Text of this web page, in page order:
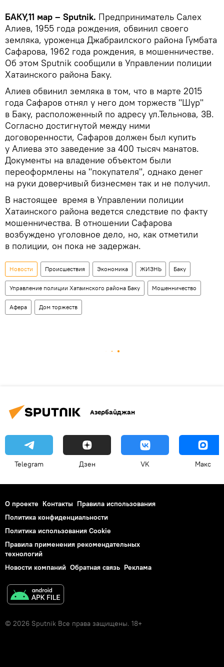
БАКУ,11 мар – Sputnik. Предприниматель Салех
Алиев, 1955 года рождения, обвинил своего
земляка, уроженца Джабраилского района Гумбата
Сафарова, 1962 года рождения, в мошенничестве.
Об этом Sputnik сообщили в Управлении полиции
Хатаинского района Баку.
Алиев обвинил земляка в том, что в марте 2015
года Сафаров отнял у него дом торжеств "Шур"
в Баку, расположенный по адресу ул.Тельнова, 3В.
Согласно достигнутой между ними
договоренности, Сафаров должен был купить
у Алиева это заведение за 400 тысяч манатов.
Документы на владение объектом были
переоформлены на "покупателя", однако денег
на руки доверчивый бизнесмен так и не получил.
В настоящее время в Управлении полиции
Хатаинского района ведется следствие по факту
мошенничества. В отношении Сафарова
возбуждено уголовное дело, но, как отметили
в полиции, он пока не задержан.
Новости Происшествия Экономика ЖИЗНЬ Баку
Управление полиции Хатаинского района Баку Мошенничество
Афера Дом торжеств
Азербайджан
Telegram Дзен VK Макс
О проекте Контакты Правила использования
Политика конфиденциальности
Политика использования Cookie
Правила применения рекомендательных
технологий
Новости компаний Обратная связь Реклама
© 2026 Sputnik Все права защищены. 18+